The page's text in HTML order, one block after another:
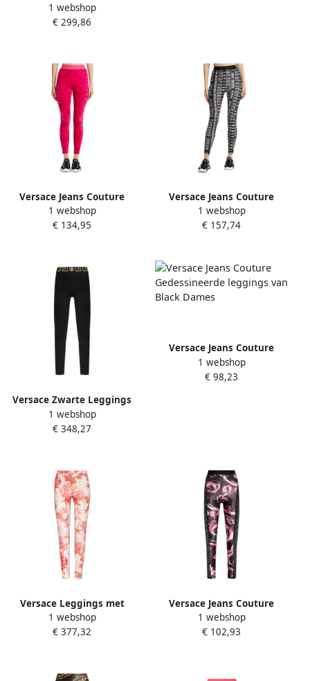
met All Over Print Black
Dames
1 webshop
€ 299,86
Versace Jeans Couture
Geborduurde Logo Legging
Pink Dames
1 webshop
€ 134,95
Versace Jeans Couture
Abstract Multicolor Logo
Leggings Black Dames
1 webshop
€ 157,74
Versace Zwarte Leggings
met Hoge Taille en Greca
Motief Black Dames
1 webshop
€ 348,27
Versace Jeans Couture
Gedessineerde leggings
van Black Dames
1 webshop
€ 98,23
Versace Leggings met
Barocco Sea print Multicolor
Dames
1 webshop
€ 377,32
Versace Jeans Couture
Leggings met een patroon
Black Dames
1 webshop
€ 102,93